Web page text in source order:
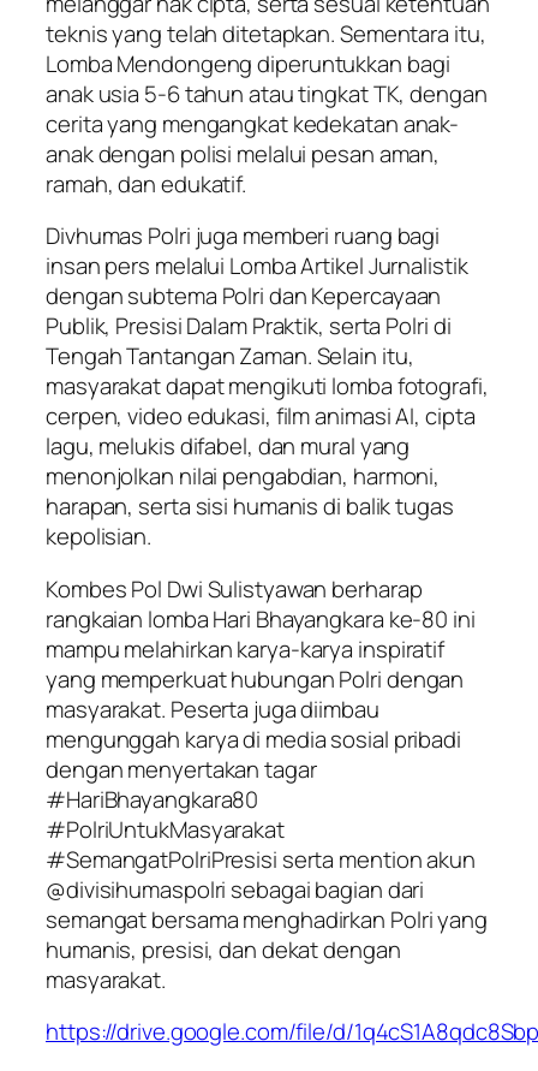
teknis yang telah ditetapkan. Sementara itu,
Lomba Mendongeng diperuntukkan bagi
anak usia 5-6 tahun atau tingkat TK, dengan
cerita yang mengangkat kedekatan anak-
anak dengan polisi melalui pesan aman,
ramah, dan edukatif.
Divhumas Polri juga memberi ruang bagi
insan pers melalui Lomba Artikel Jurnalistik
dengan subtema Polri dan Kepercayaan
Publik, Presisi Dalam Praktik, serta Polri di
Tengah Tantangan Zaman. Selain itu,
masyarakat dapat mengikuti lomba fotografi,
cerpen, video edukasi, film animasi AI, cipta
lagu, melukis difabel, dan mural yang
menonjolkan nilai pengabdian, harmoni,
harapan, serta sisi humanis di balik tugas
kepolisian.
Kombes Pol Dwi Sulistyawan berharap
rangkaian lomba Hari Bhayangkara ke-80 ini
mampu melahirkan karya-karya inspiratif
yang memperkuat hubungan Polri dengan
masyarakat. Peserta juga diimbau
mengunggah karya di media sosial pribadi
dengan menyertakan tagar
#HariBhayangkara80
#PolriUntukMasyarakat
#SemangatPolriPresisi serta mention akun
@divisihumaspolri sebagai bagian dari
semangat bersama menghadirkan Polri yang
humanis, presisi, dan dekat dengan
masyarakat.
https://drive.google.com/file/d/